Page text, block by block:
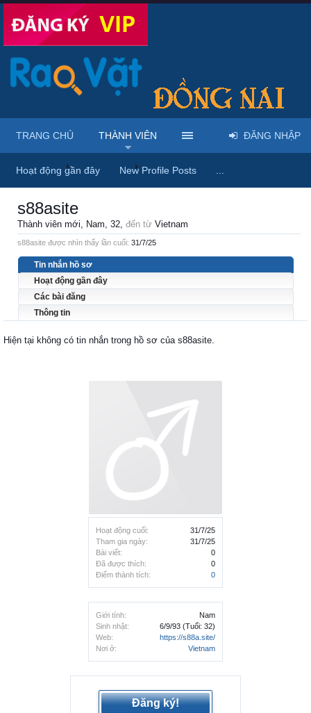
Trang chủ Thành viên s88asite
Hoạt động cuối:
31/7/25
Tham gia ngày:
31/7/25
Bài viết:
0
Đã được thích:
0
Điểm thành tích:
0
Giới tính:
Nam
Sinh nhật:
6/9/93 (Tuổi: 32)
Web:
https://s88a.site/
Nơi ở:
Vietnam
s88asite
Thành viên mới, Nam, 32, đến từ Vietnam
s88asite được nhìn thấy lần cuối: 31/7/25
Tin nhắn hồ sơ
Hoạt động gần đây
Các bài đăng
Thông tin
Hiện tại không có tin nhắn trong hồ sơ của s88asite.
Đăng ký!
TRANG CHỦ THÀNH VIÊN
Hoạt động gần đây New Profile Posts
ĐĂNG NHẬP